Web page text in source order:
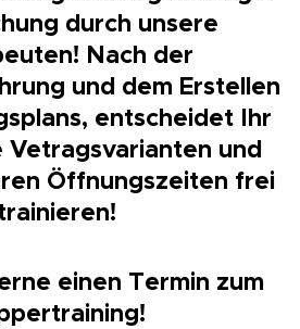
durch unsere
Nach der
und dem Erstellen
entscheidet Ihr
Vetragsvarianten und
Öffnungszeiten frei
einen Termin zum
🏋🏻‍♂️